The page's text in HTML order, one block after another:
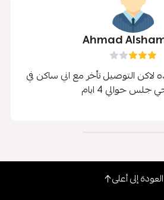
Ahmad
لاكن التوصيل تأخر مع اني ساكن في
جلس حوالي 4 ايام
العودة إلى أعلى